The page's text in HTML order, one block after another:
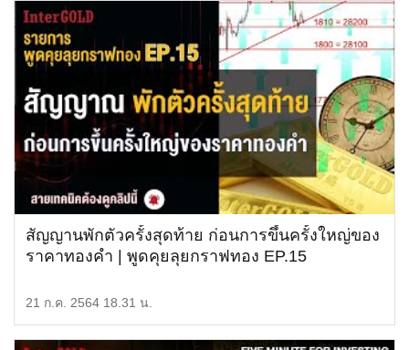
สัญญานพักตัวครั้งสุดท้าย ก่อนการขึ้นครั้งใหญ่ของ
ราคาทองคำ | พูดคุยลุยกราฟทอง EP.15
21 ก.ค. 2564 18.31 น.